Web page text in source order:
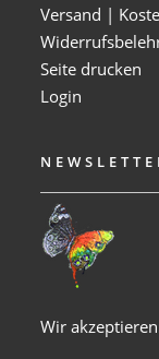
Versand |
Seite drucken
Login
Wir